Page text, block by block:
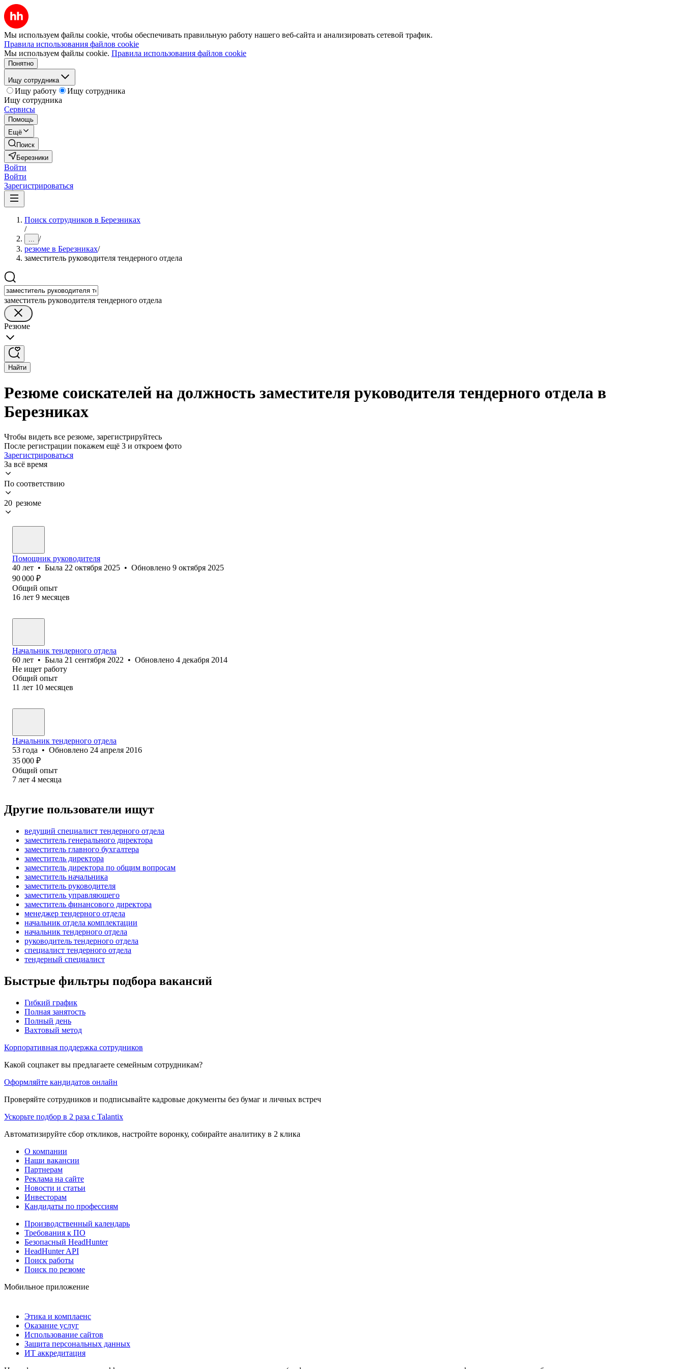
Мы используем файлы cookie, чтобы обеспечивать правильную работу нашего веб-сайта и анализировать сетевой трафик.
Правила использования файлов cookie
Мы используем файлы cookie. Правила использования файлов cookie
Понятно
Ищу сотрудника
Ищу работу
Ищу сотрудника
Ищу сотрудника
Сервисы
Помощь
Ещё
Поиск
Березники
Войти
Войти
Зарегистрироваться
Поиск сотрудников в Березниках
/
... /
резюме в Березниках/
заместитель руководителя тендерного отдела
заместитель руководителя тендерного отдела
Резюме
Найти
Резюме соискателей на должность заместителя руководителя тендерного отдела в
Березниках
Чтобы видеть все резюме, зарегистрируйтесь
После регистрации покажем ещё 3 и откроем фото
Зарегистрироваться
За всё время
По соответствию
20 резюме
Помощник руководителя
40 лет • Была 22 октября 2025 • Обновлено 9 октября 2025
90 000 ₽
Общий опыт
16 лет 9 месяцев
Начальник тендерного отдела
60 лет • Была 21 сентября 2022 • Обновлено 4 декабря 2014
Не ищет работу
Общий опыт
11 лет 10 месяцев
Начальник тендерного отдела
53 года • Обновлено 24 апреля 2016
35 000 ₽
Общий опыт
7 лет 4 месяца
Другие пользователи ищут
ведущий специалист тендерного отдела
заместитель генерального директора
заместитель главного бухгалтера
заместитель директора
заместитель директора по общим вопросам
заместитель начальника
заместитель руководителя
заместитель управляющего
заместитель финансового директора
менеджер тендерного отдела
начальник отдела комплектации
начальник тендерного отдела
руководитель тендерного отдела
специалист тендерного отдела
тендерный специалист
Быстрые фильтры подбора вакансий
Гибкий график
Полная занятость
Полный день
Вахтовый метод
Корпоративная поддержка сотрудников
Какой соцпакет вы предлагаете семейным сотрудникам?
Оформляйте кандидатов онлайн
Проверяйте сотрудников и подписывайте кадровые документы без бумаг и личных встреч
Ускорьте подбор в 2 раза с Talantix
Автоматизируйте сбор откликов, настройте воронку, собирайте аналитику в 2 клика
О компании
Наши вакансии
Партнерам
Реклама на сайте
Новости и статьи
Инвесторам
Кандидаты по профессиям
Производственный календарь
Требования к ПО
Безопасный HeadHunter
HeadHunter API
Поиск работы
Поиск по резюме
Мобильное приложение
Этика и комплаенс
Оказание услуг
Использование сайтов
Защита персональных данных
ИТ аккредитация